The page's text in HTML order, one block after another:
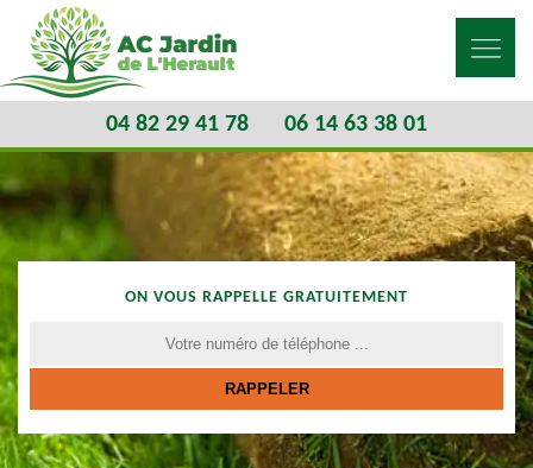
04 82 29 41 78 06 14 63 38 01
ON VOUS RAPPELLE GRATUITEMENT